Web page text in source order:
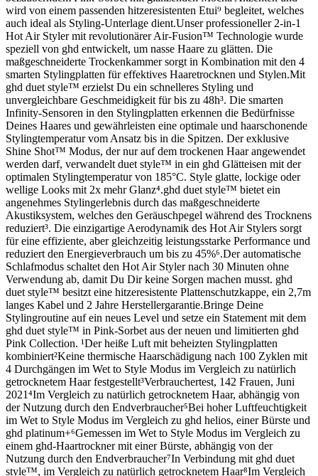
wird von einem passenden hitzeresistenten Etui⁹ begleitet, welches
auch ideal als Styling-Unterlage dient.Unser professioneller 2-in-1
Hot Air Styler mit revolutionärer Air-Fusion™ Technologie wurde
speziell von ghd entwickelt, um nasse Haare zu glätten. Die
maßgeschneiderte Trockenkammer sorgt in Kombination mit den 4
smarten Stylingplatten für effektives Haaretrocknen und Stylen.Mit
ghd duet style™ erzielst Du ein schnelleres Styling und
unvergleichbare Geschmeidigkeit für bis zu 48h³. Die smarten
Infinity-Sensoren in den Stylingplatten erkennen die Bedürfnisse
Deines Haares und gewährleisten eine optimale und haarschonende
Stylingtemperatur vom Ansatz bis in die Spitzen. Der exklusive
Shine Shot™ Modus, der nur auf dem trockenen Haar angewendet
werden darf, verwandelt duet style™ in ein ghd Glätteisen mit der
optimalen Stylingtemperatur von 185°C. Style glatte, lockige oder
wellige Looks mit 2x mehr Glanz⁴.ghd duet style™ bietet ein
angenehmes Stylingerlebnis durch das maßgeschneiderte
Akustiksystem, welches den Geräuschpegel während des Trocknens
reduziert³. Die einzigartige Aerodynamik des Hot Air Stylers sorgt
für eine effiziente, aber gleichzeitig leistungsstarke Performance und
reduziert den Energieverbrauch um bis zu 45%⁶.Der automatische
Schlafmodus schaltet den Hot Air Styler nach 30 Minuten ohne
Verwendung ab, damit Du Dir keine Sorgen machen musst. ghd
duet style™ besitzt eine hitzeresistente Plattenschutzkappe, ein 2,7m
langes Kabel und 2 Jahre Herstellergarantie.Bringe Deine
Stylingroutine auf ein neues Level und setze ein Statement mit dem
ghd duet style™ in Pink-Sorbet aus der neuen und limitierten ghd
Pink Collection. ¹Der heiße Luft mit beheizten Stylingplatten
kombiniert²Keine thermische Haarschädigung nach 100 Zyklen mit
4 Durchgängen im Wet to Style Modus im Vergleich zu natürlich
getrocknetem Haar festgestellt³Verbrauchertest, 142 Frauen, Juni
2021⁴Im Vergleich zu natürlich getrocknetem Haar, abhängig von
der Nutzung durch den Endverbraucher⁵Bei hoher Luftfeuchtigkeit
im Wet to Style Modus im Vergleich zu ghd helios, einer Bürste und
ghd platinum+⁶Gemessen im Wet to Style Modus im Vergleich zu
einem ghd-Haartrockner mit einer Bürste, abhängig von der
Nutzung durch den Endverbraucher⁷In Verbindung mit ghd duet
style™, im Vergleich zu natürlich getrocknetem Haar⁸Im Vergleich